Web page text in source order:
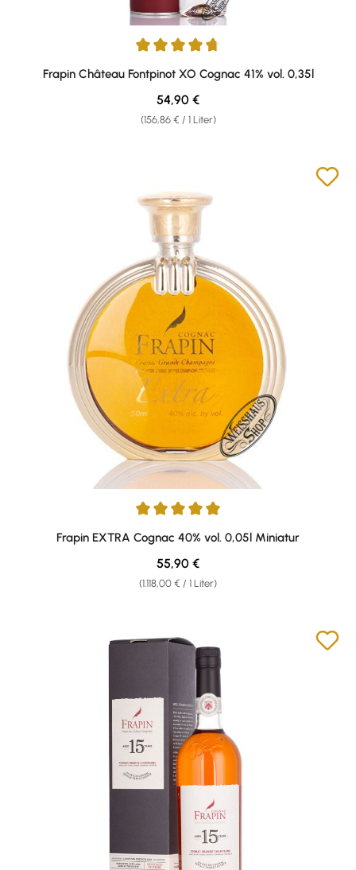
Durchschnittliche Bewertung von 4.71 von 5 Sternen
Frapin Château Fontpinot XO Cognac 41% vol. 0,35l
(156,86 € / 1 Liter)
Regulärer Preis:
54,90 €
Durchschnittliche Bewertung von 5 von 5 Sternen
Frapin EXTRA Cognac 40% vol. 0,05l Miniatur
(1.118,00 € / 1 Liter)
Regulärer Preis:
55,90 €